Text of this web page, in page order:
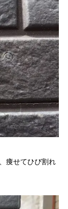
痩せてひび割れ